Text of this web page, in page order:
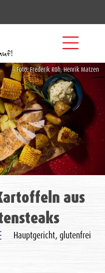
Foto: Frederik Röh, Henrik Matzen
aus
Hauptgericht, glutenfrei